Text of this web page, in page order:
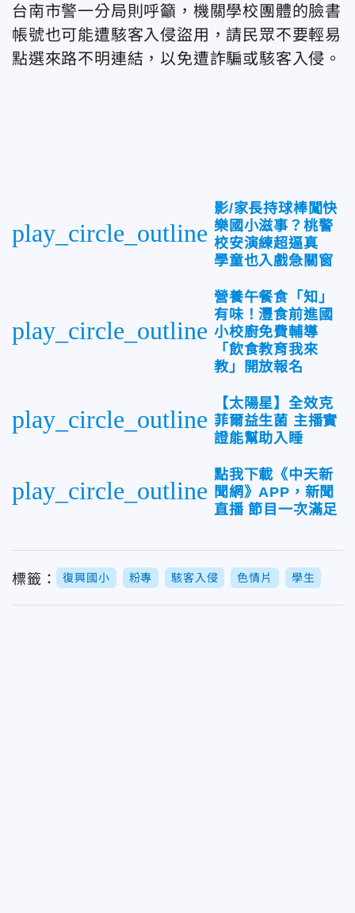
台南市警一分局則呼籲，機關學校團體的臉書
帳號也可能遭駭客入侵盜用，請民眾不要輕易
點選來路不明連結，以免遭詐騙或駭客入侵。
play_circle_outline
影/家長持球棒闖快
樂國小滋事？桃警
校安演練超逼真
學童也入戲急關窗
play_circle_outline
營養午餐食「知」
有味！灃食前進國
小校廚免費輔導
「飲食教育我來
教」開放報名
play_circle_outline
【太陽星】全效克
菲爾益生菌 主播實
證能幫助入睡
play_circle_outline
點我下載《中天新
聞網》APP，新聞
直播 節目一次滿足
標籤： 復興國小 粉專 駭客入侵 色情片 學生